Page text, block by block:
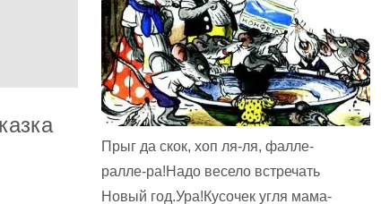
Прыг да скок, хоп ля-ля, фалле-
ралле-ра!Надо весело встречать
Новый год.Ура!Кусочек угля мама-